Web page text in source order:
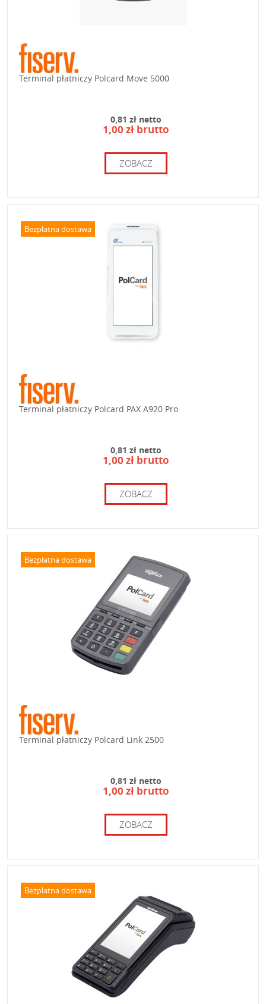
Terminal płatniczy Polcard Move 5000
0,81 zł netto
1,00 zł brutto
ZOBACZ
Bezpłatna dostawa
Terminal płatniczy Polcard PAX A920 Pro
0,81 zł netto
1,00 zł brutto
ZOBACZ
Bezpłatna dostawa
Terminal płatniczy Polcard Link 2500
0,81 zł netto
1,00 zł brutto
ZOBACZ
Bezpłatna dostawa